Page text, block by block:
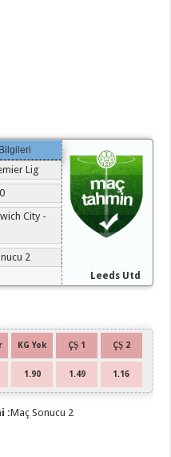
Lig
City -
2
Leeds Utd
KG Yok ÇŞ 1 ÇŞ 2
1.90 1.49 1.16
:Maç Sonucu 2